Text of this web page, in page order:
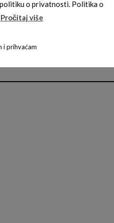
BORBONESE SUNČANE NAOČALE
o privatnosti. Politika o
Pročitaj više
i prihvaćam